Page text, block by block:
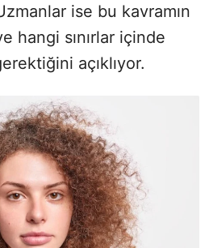
ise bu kavramın
hangi sınırlar içinde
açıklıyor.